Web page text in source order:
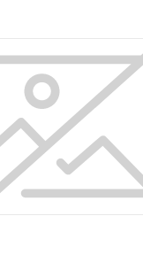
Часы (17)
Чашки (5)